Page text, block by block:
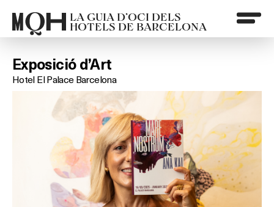
LA GUIA D’OCI DELS
HOTELS DE BARCELONA
Exposició d’Art
Hotel El Palace Barcelona